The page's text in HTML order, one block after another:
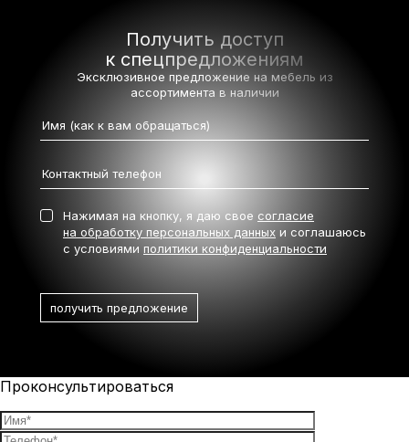
Получить доступ
к спецпредложениям
Эксклюзивное предложение на мебель из
ассортимента в наличии
Нажимая на кнопку, я даю свое согласие
на обработку персональных данных и соглашаюсь
с условиями политики конфиденциальности
Проконсультироваться